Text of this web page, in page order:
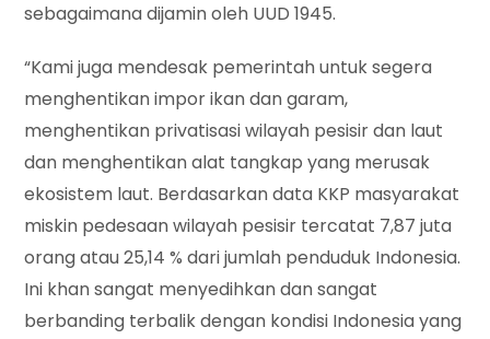
sebagaimana dijamin oleh UUD 1945.
“Kami juga mendesak pemerintah untuk segera
menghentikan impor ikan dan garam,
menghentikan privatisasi wilayah pesisir dan laut
dan menghentikan alat tangkap yang merusak
ekosistem laut. Berdasarkan data KKP masyarakat
miskin pedesaan wilayah pesisir tercatat 7,87 juta
orang atau 25,14 % dari jumlah penduduk Indonesia.
Ini khan sangat menyedihkan dan sangat
berbanding terbalik dengan kondisi Indonesia yang